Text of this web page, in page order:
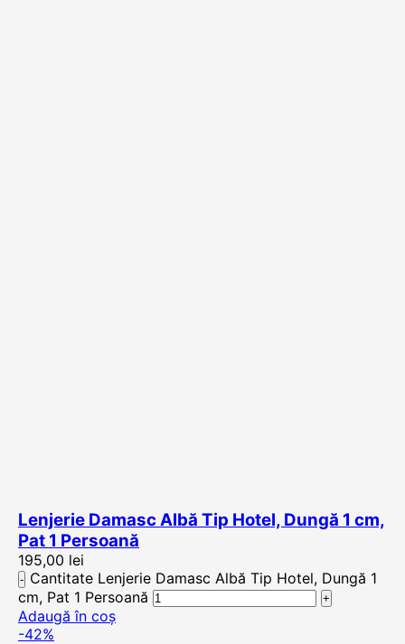
Lenjerie Damasc Albă Tip Hotel, Dungă 1 cm,
Pat 1 Persoană
195,00 lei
Cantitate Lenjerie Damasc Albă Tip Hotel, Dungă 1
cm, Pat 1 Persoană
Adaugă în coș
-42%